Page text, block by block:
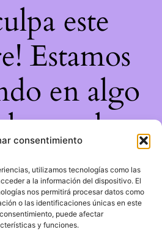
consentimiento
utilizamos tecnologías como las
a la información del dispositivo. El
nos permitirá procesar datos como
o las identificaciones únicas en este
puede afectar
y funciones.
este
Estamos
en algo
¡vuelve